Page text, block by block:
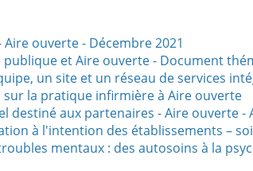
ouverte - Décembre 2021
publique et Aire ouverte - Document
un site et un réseau de services
la pratique infirmière à Aire ouverte
destiné aux partenaires - Aire ouverte -
à l'intention des établissements –
mentaux : des autosoins à la